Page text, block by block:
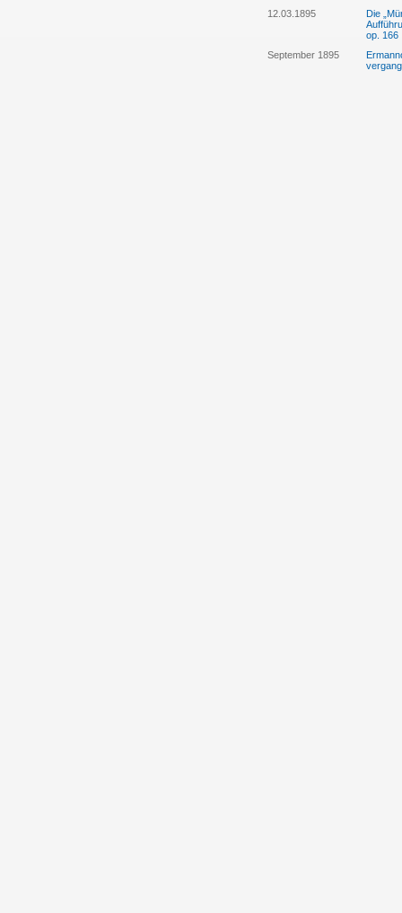
12.03.1895
Die
op. 166
September 1895